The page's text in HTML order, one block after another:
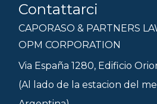
Contattarci
CAPORASO & PARTNERS
OPM CORPORATION
Via España 1280, Edificio
(Al lado de la estacion del